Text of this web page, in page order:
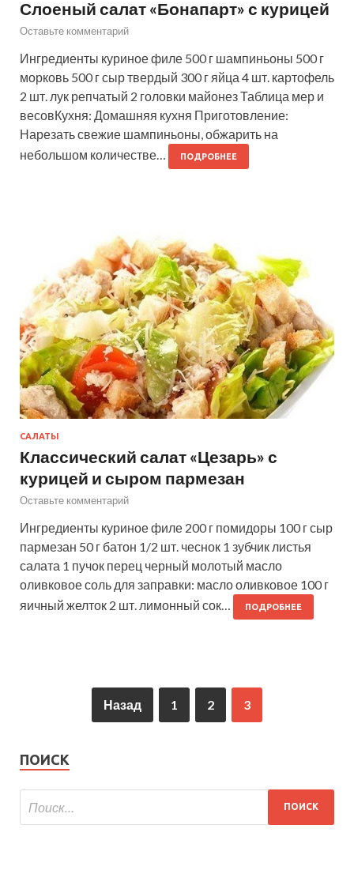
Слоеный салат «Бонапарт» с курицей
Оставьте комментарий
Ингредиенты куриное филе 500 г шампиньоны 500 г
морковь 500 г сыр твердый 300 г яйца 4 шт. картофель
2 шт. лук репчатый 2 головки майонез Таблица мер и
весовКухня: Домашняя кухня Приготовление:
Нарезать свежие шампиньоны, обжарить на
небольшом количестве…
ПОДРОБНЕЕ
САЛАТЫ
Классический салат «Цезарь» с
курицей и сыром пармезан
Оставьте комментарий
Ингредиенты куриное филе 200 г помидоры 100 г сыр
пармезан 50 г батон 1/2 шт. чеснок 1 зубчик листья
салата 1 пучок перец черный молотый масло
оливковое соль для заправки: масло оливковое 100 г
яичный желток 2 шт. лимонный сок…
ПОДРОБНЕЕ
Назад 1 2 3
ПОИСК